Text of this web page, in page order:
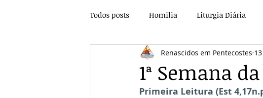
Todos posts Homilia Liturgia Diária
Pentecostes Galeria Orações
1ª Semana
Renascidos em Pentecostes
Primeira Leitura (Est